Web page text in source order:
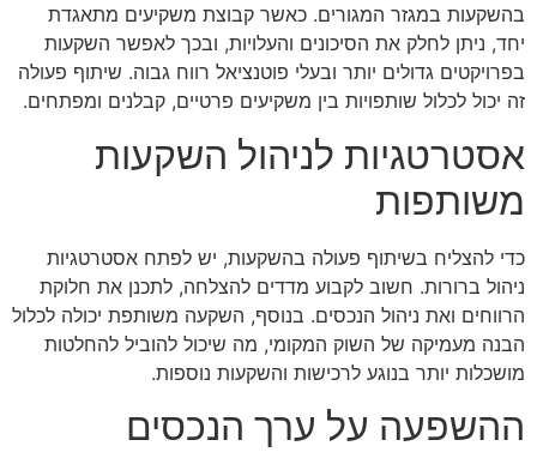
בהשקעות במגזר המגורים. כאשר קבוצת משקיעים מתאגדת
יחד, ניתן לחלק את הסיכונים והעלויות, ובכך לאפשר השקעות
בפרויקטים גדולים יותר ובעלי פוטנציאל רווח גבוה. שיתוף פעולה
זה יכול לכלול שותפויות בין משקיעים פרטיים, קבלנים ומפתחים.
אסטרטגיות לניהול השקעות
משותפות
כדי להצליח בשיתוף פעולה בהשקעות, יש לפתח אסטרטגיות
ניהול ברורות. חשוב לקבוע מדדים להצלחה, לתכנן את חלוקת
הרווחים ואת ניהול הנכסים. בנוסף, השקעה משותפת יכולה לכלול
הבנה מעמיקה של השוק המקומי, מה שיכול להוביל להחלטות
מושכלות יותר בנוגע לרכישות והשקעות נוספות.
ההשפעה על ערך הנכסים